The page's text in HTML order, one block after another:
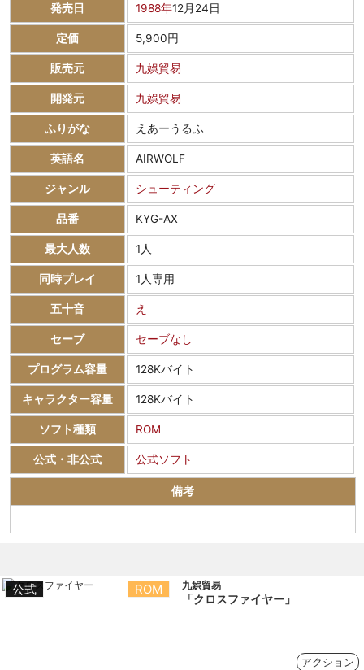
発売日 1988年12月24日
定価 5,900円
販売元 九娯貿易
開発元 九娯貿易
ふりがな えあーうるふ
英語名 AIRWOLF
ジャンル シューティング
品番 KYG-AX
最大人数 1人
同時プレイ 1人専用
五十音 え
セーブ セーブなし
プログラム容量 128Kバイト
キャラクター容量 128Kバイト
ソフト種類 ROM
公式・非公式 公式ソフト
備考
公式 ROM 九娯貿易
「クロスファイヤー」
アクション